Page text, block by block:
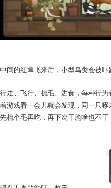
中间的红隼飞来后，小型鸟类会被吓
行走、飞行、梳毛、进食，每种行
着游戏看一会儿就会发现，同一只
先梳个毛再吃，再下次干脆啥也不干